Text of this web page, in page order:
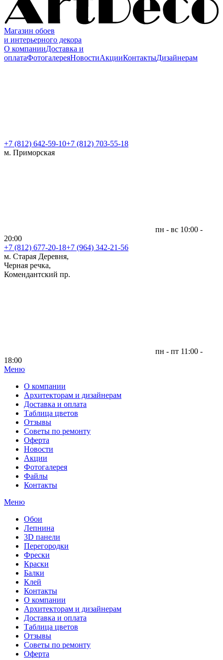
Магазин обоев
и интерьерного декора
О компанииДоставка и
оплатаФотогалереяНовостиАкцииКонтактыДизайнерам
+7 (812) 642-59-10+7 (812) 703-55-18
м. Приморская
пн - вс 10:00 -
20:00
+7 (812) 677-20-18+7 (964) 342-21-56
м. Старая Деревня,
Черная речка,
Комендантский пр.
пн - пт 11:00 -
18:00
Меню|
О компании
Архитекторам и дизайнерам
Доставка и оплата
Таблица цветов
Отзывы
Советы по ремонту
Оферта
Новости
Акции
Фотогалерея
Файлы
Контакты
Меню
Обои
Лепнина
3D панели
Перегородки
Фрески
Краски
Балки
Клей
Контакты
О компании
Архитекторам и дизайнерам
Доставка и оплата
Таблица цветов
Отзывы
Советы по ремонту
Оферта